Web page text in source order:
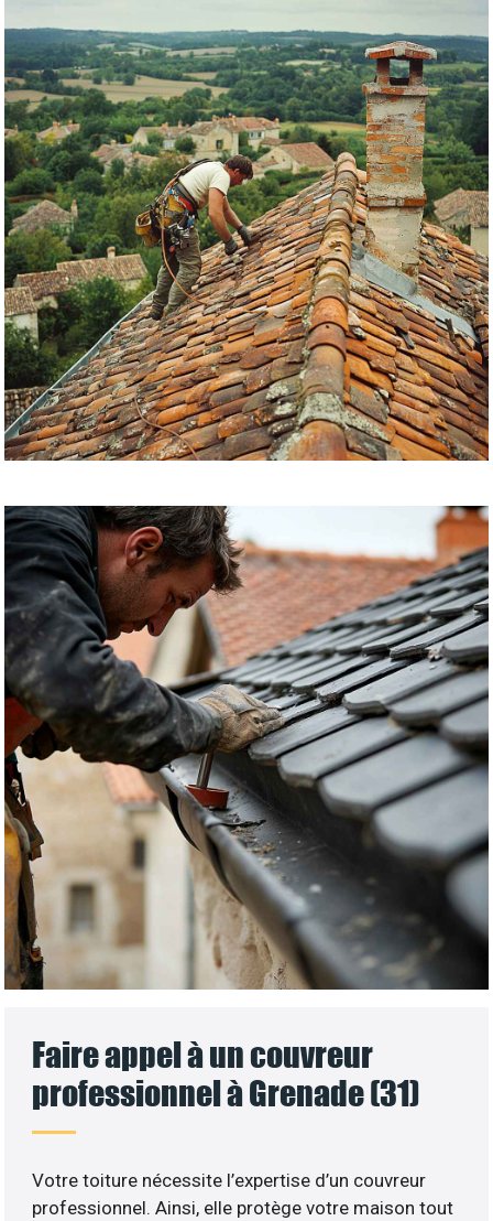
Faire appel à un couvreur
professionnel à Grenade (31)
Votre toiture nécessite l’expertise d’un couvreur
professionnel. Ainsi, elle protège votre maison tout